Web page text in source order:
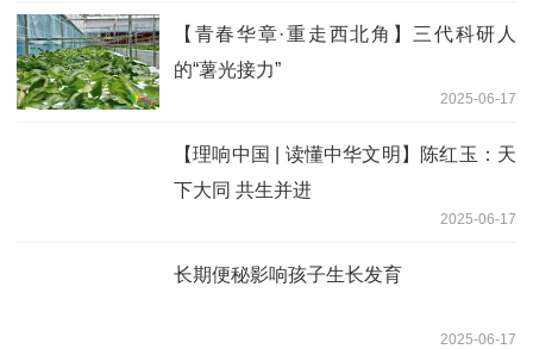
【青春华章·重走西北角】三代科研人
的“薯光接力”
2025-06-17
【理响中国 | 读懂中华文明】陈红玉：天
下大同 共生并进
2025-06-17
长期便秘影响孩子生长发育
2025-06-17